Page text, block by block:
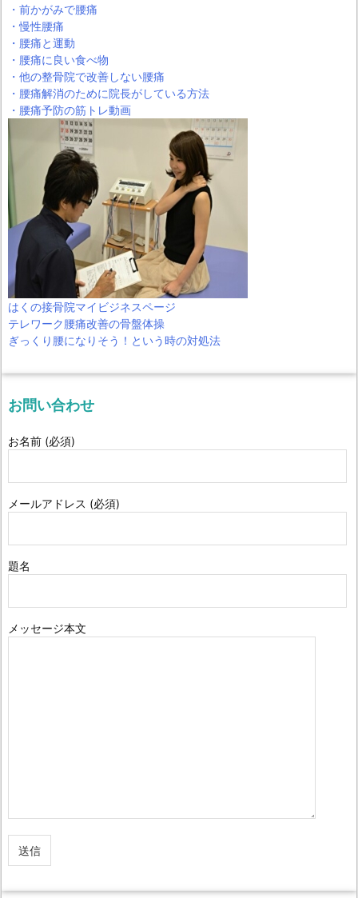
・前かがみで腰痛
・慢性腰痛
・腰痛と運動
・腰痛に良い食べ物
・他の整骨院で改善しない腰痛
・腰痛解消のために院長がしている方法
・腰痛予防の筋トレ動画
はくの接骨院マイビジネスページ
テレワーク腰痛改善の骨盤体操
ぎっくり腰になりそう！という時の対処法
お問い合わせ
お名前 (必須)
メールアドレス (必須)
題名
メッセージ本文